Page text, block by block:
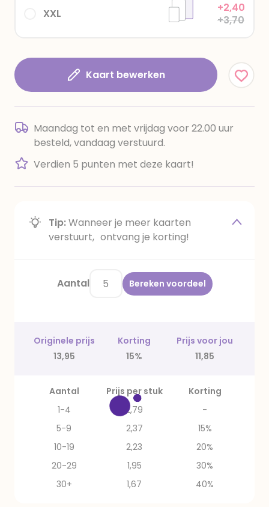
XXL
+2,40
+3,70
Kaart bewerken
Maandag tot en met vrijdag voor 22.00 uur
besteld, vandaag verstuurd.
Verdien 5 punten met deze kaart!
Tip:Wanneer je meer kaarten
verstuurt, ontvang je korting!
Aantal Bereken voordeel
Originele prijs Korting
Prijs voor jou
13,95
15% 11,85
Aantal Prijs per stuk
Korting
1-4
2,79
-
5-9
2,37
15%
10-19
2,23
20%
20-29
1,95
30%
30+
1,67 40%